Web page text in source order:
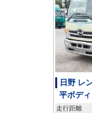
日野 レ
平ボデ
走行距離